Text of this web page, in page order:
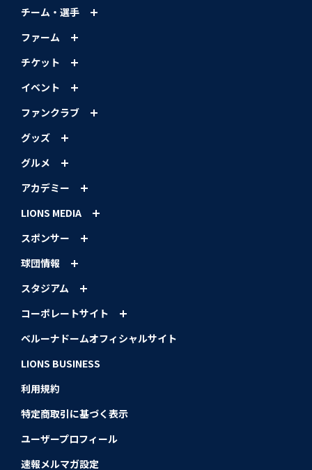
チーム・選手
ファーム
チケット
イベント
ファンクラブ
グッズ
グルメ
アカデミー
LIONS MEDIA
スポンサー
球団情報
スタジアム
コーポレートサイト
ベルーナドームオフィシャルサイト
LIONS BUSINESS
利用規約
特定商取引に基づく表示
ユーザープロフィール
速報メルマガ設定